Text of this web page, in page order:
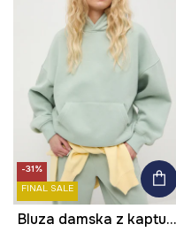
-31%
FINAL SALE
Bluza damska z kapturem gładka